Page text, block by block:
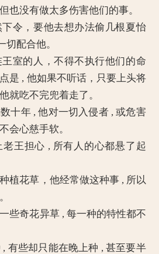
也没有做太多伤害他们的事。
，要他去想办法偷几根夏怡
切配合他。
的人，不得不执行他们的命
是 , 他如果不听话，只要上头将
就吃不完兜着走了。
年 , 他对一切入侵者 , 或危害
会心慈手软。
王担心 , 所有人的心都悬了起
花草，他经常做这种事 , 所以
奇花异草 , 每一种的特性都不
些却只能在晚上种 , 甚至要半